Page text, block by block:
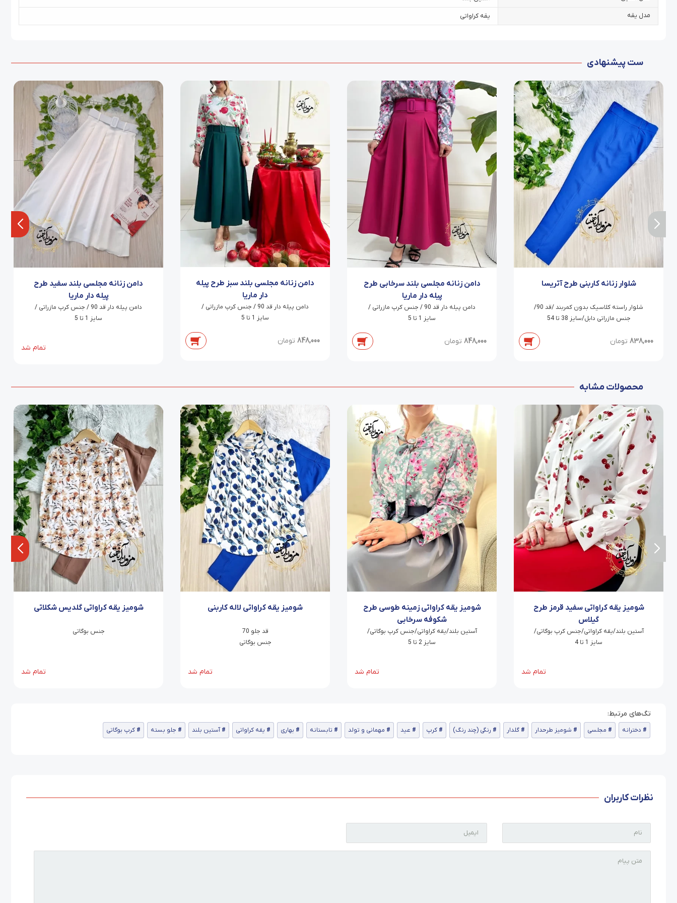
مدل یقه یقه کراواتی
ست پیشنهادی
شلوار زنانه کاربنی طرح آتریسا
شلوار راسته کلاسیک بدون کمربند /قد 90/
جنس مازراتی دابل/سایز 38 تا 54
838,000 تومان
دامن زنانه مجلسی بلند سرخابی طرح
پیله دار ماریا
دامن پیله دار قد 90 / جنس کرپ مازراتی /
سایز 1 تا 5
848,000 تومان
دامن زنانه مجلسی بلند سبز طرح پیله
دار ماریا
دامن پیله دار قد 90 / جنس کرپ مازراتی /
سایز 1 تا 5
848,000 تومان
دامن زنانه مجلسی بلند سفید طرح
پیله دار ماریا
دامن پیله دار قد 90 / جنس کرپ مازراتی /
سایز 1 تا 5
تمام شد
محصولات مشابه
شومیز یقه کراواتی سفید قرمز طرح
گیلاس
آستین بلند/یقه کراواتی/جنس کرپ بوگاتی/
سایز 1 تا 4
تمام شد
شومیز یقه کراواتی زمینه طوسی طرح
شکوفه سرخابی
آستین بلند/یقه کراواتی/جنس کرپ بوگاتی/
سایز 2 تا 5
تمام شد
شومیز یقه کراواتی لاله کاربنی
قد جلو 70
جنس بوگاتی
تمام شد
شومیز یقه کراواتی گلدیس شکلاتی
جنس بوگاتی
تمام شد
دخترانه مجلسی شومیز طرحدار گلدار رنگی (چند رنگ) کرپ عید مهمانی و تولد تابستانه بهاری یقه کراواتی آستین بلند جلو بسته کرپ بوگاتی
نظرات کاربران